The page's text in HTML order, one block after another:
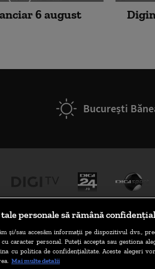
6 august
București
tale personale să rămână
și/sau accesăm informații pe dispozitivul dvs.,
caracter personal. Puteți accepta sau gestiona
cu politica de confidențialitate. Aceste alegeri
Mai multe detalii